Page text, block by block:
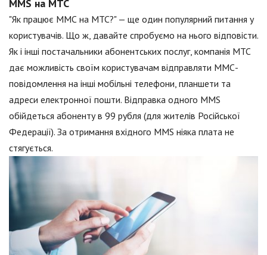
MMS на МТС
"Як працює ММС на МТС?" — ще один популярний питання у
користувачів. Що ж, давайте спробуємо на нього відповісти.
Як і інші постачальники абонентських послуг, компанія МТС
дає можливість своїм користувачам відправляти ММС-
повідомлення на інші мобільні телефони, планшети та
адреси електронної пошти. Відправка одного MMS
обійдеться абоненту в 99 рубля (для жителів Російської
Федерації). За отримання вхідного MMS ніяка плата не
стягується.